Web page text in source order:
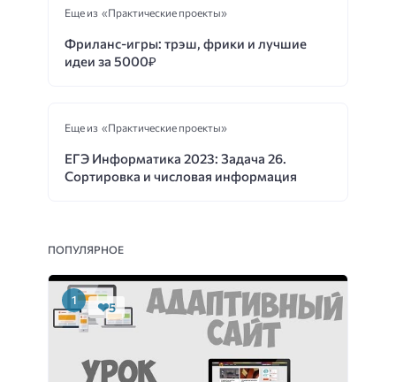
Еще из «Практические проекты»
Фриланс-игры: трэш, фрики и лучшие
идеи за 5000₽
Еще из «Практические проекты»
ЕГЭ Информатика 2023: Задача 26.
Сортировка и числовая информация
ПОПУЛЯРНОЕ
5